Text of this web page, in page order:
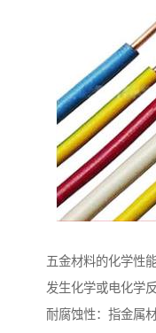
五金材料的化学性
发生化学或电化学
耐腐蚀性：指金属